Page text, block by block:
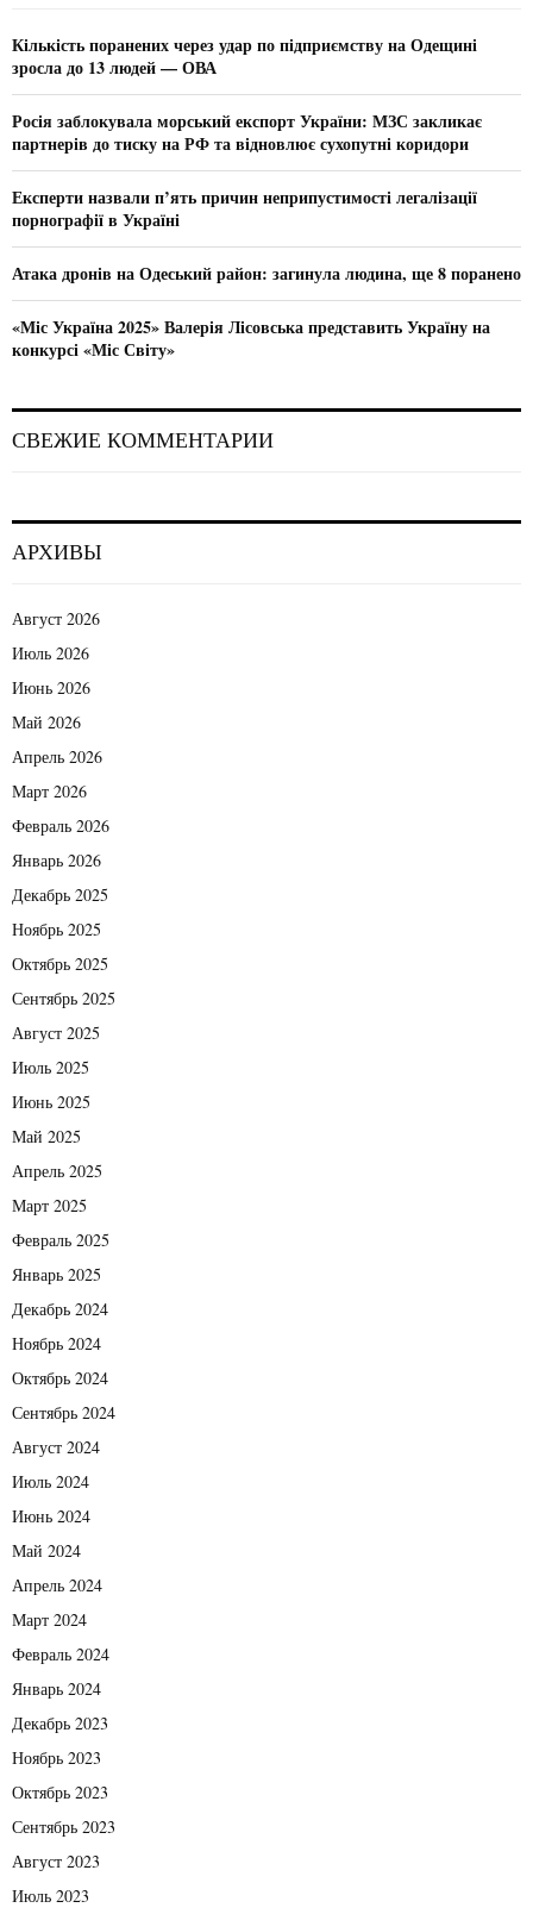
o
r
Кількість поранених через удар по підприємству на Одещині
зросла до 13 людей — ОВА
Росія заблокувала морський експорт України: МЗС закликає
партнерів до тиску на РФ та відновлює сухопутні коридори
Експерти назвали п’ять причин неприпустимості легалізації
порнографії в Україні
Атака дронів на Одеський район: загинула людина, ще 8 поранено
«Міс Україна 2025» Валерія Лісовська представить Україну на
конкурсі «Міс Світу»
СВЕЖИЕ КОММЕНТАРИИ
АРХИВЫ
Август 2026
Июль 2026
Июнь 2026
Май 2026
Апрель 2026
Март 2026
Февраль 2026
Январь 2026
Декабрь 2025
Ноябрь 2025
Октябрь 2025
Сентябрь 2025
Август 2025
Июль 2025
Июнь 2025
Май 2025
Апрель 2025
Март 2025
Февраль 2025
Январь 2025
Декабрь 2024
Ноябрь 2024
Октябрь 2024
Сентябрь 2024
Август 2024
Июль 2024
Июнь 2024
Май 2024
Апрель 2024
Март 2024
Февраль 2024
Январь 2024
Декабрь 2023
Ноябрь 2023
Октябрь 2023
Сентябрь 2023
Август 2023
Июль 2023